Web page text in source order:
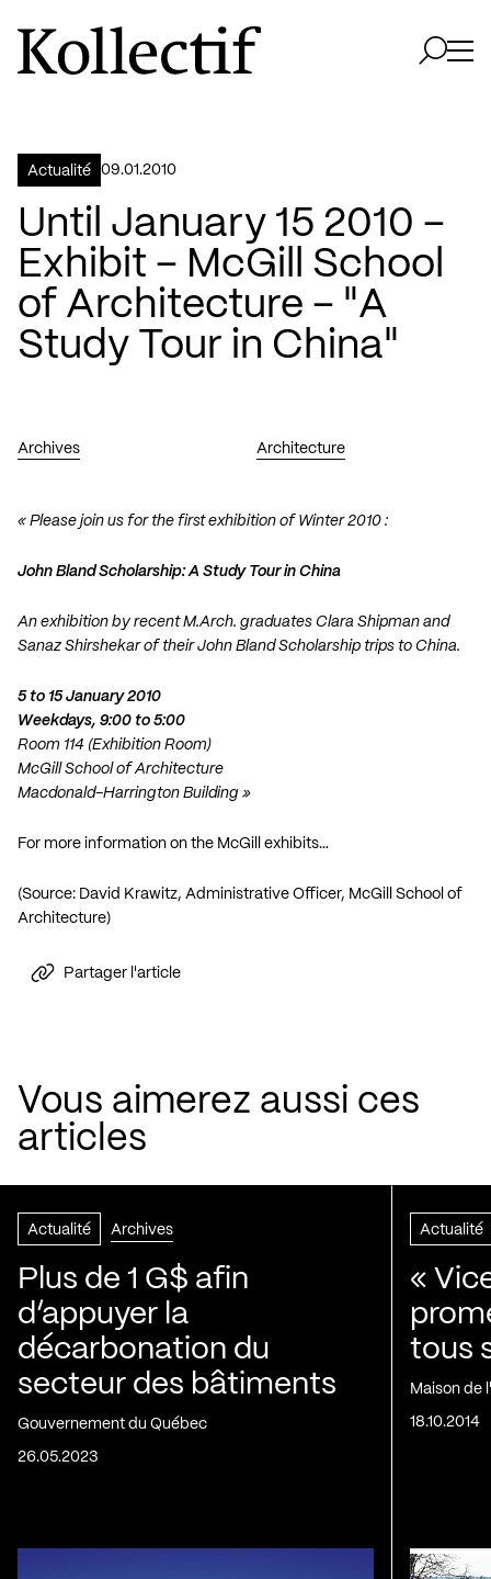
Aller à la page d'accueil
Logo Kollectif
Actualité 09.01.2010
Until January 15 2010 –
Exhibit – McGill School
of Architecture – "A
Study Tour in China"
Archives Architecture
« Please join us for the first exhibition of Winter 2010 :
John Bland Scholarship: A Study Tour in China
An exhibition by recent M.Arch. graduates Clara Shipman and
Sanaz Shirshekar of their John Bland Scholarship trips to China.
5 to 15 January 2010
Weekdays, 9:00 to 5:00
Room 114 (Exhibition Room)
McGill School of Architecture
Macdonald-Harrington Building »
For more information on the McGill exhibits…
(Source: David Krawitz, Administrative Officer, McGill School of
Architecture)
Partager l'article
Vous aimerez aussi ces
articles
Actualité Archives
Plus de 1 G$ afin
d’appuyer la
décarbonation du
secteur des bâtiments
Gouvernement du Québec
26.05.2023
Actualité
«
tous
Maison de
18.10.2014